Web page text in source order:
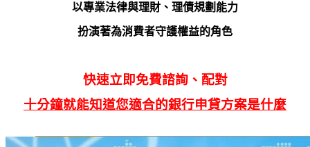
以專業法律與理財、理債規劃能力
扮演著為消費者守護權益的角色
快速立即免費諮詢、配對
十分鐘就能知道您適合的銀行申貸方案是什麼